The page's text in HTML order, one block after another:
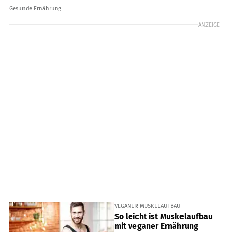
Gesunde Ernährung
ANZEIGE
VEGANER MUSKELAUFBAU
So leicht ist Muskelaufbau
mit veganer Ernährung